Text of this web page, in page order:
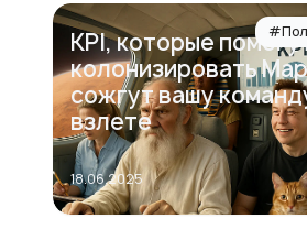
KPI, которые
колонизировать
сожгут вашу
взлете
18.06.2025